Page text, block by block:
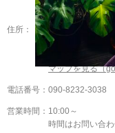
住所：
〒631-0004
奈良県奈良市登
エレガンス登美ヶ
マップを見る（
電話番号： 090-8232-3038
営業時間： 10:00～
時間はお問い合